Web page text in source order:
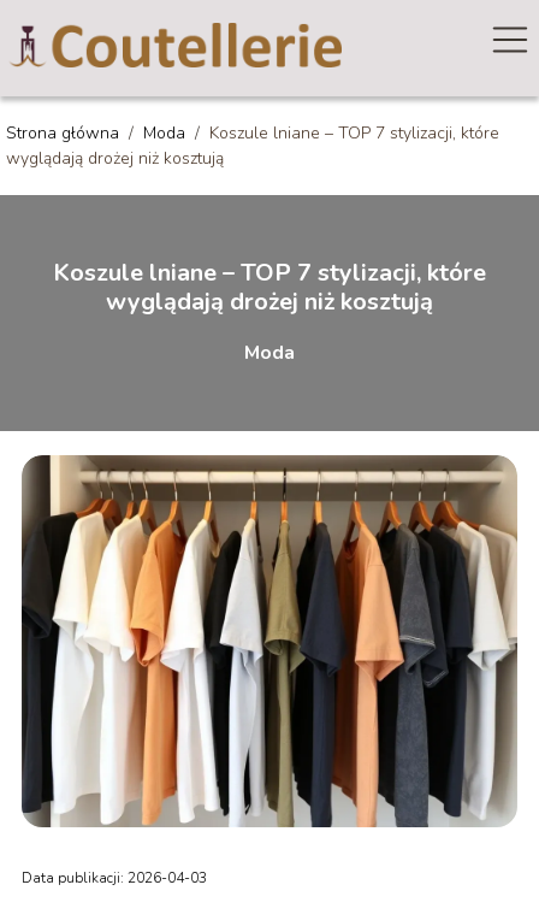
Strona główna / Moda / Koszule lniane – TOP 7 stylizacji, które
wyglądają drożej niż kosztują
Koszule lniane – TOP 7 stylizacji, które
wyglądają drożej niż kosztują
Moda
Data publikacji: 2026-04-03